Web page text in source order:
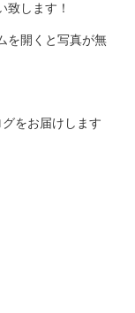
致します！
を開くと写真が無
をお届けします